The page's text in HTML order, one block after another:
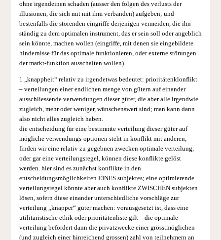
ohne irgendeinen schaden (ausser den folgen des verlusts der
illusionen, die sich mit mit ihm verbanden) aufgeben; und
bestenfalls die störenden eingriffe derjenigen vermeiden, die ihn
ständig zu dem optimalen instrument, das er sein soll oder angeblich
sein könnte, machen wollen (eingriffe, mit denen sie eingebildete
hindernisse für das optimale funktionieren, oder externe störungen
der markt-funktion ausschalten wollen).
1 „knappheit“ relativ zu irgendetwas bedeutet: prioritätenklonflikt
– verteilungen einer endlichen menge von gütern auf einander
ausschliessende verwendungen dieser güter, die aber alle irgendwie
zugleich, mehr oder weniger, wünschenswert sind; man kann dann
also nicht alles zugleich haben.
die entscheidung für eine bestimmte verteilung dieser güter auf
mögliche verwendungs-optionen steht in konflikt mit anderen;
finden wir eine relativ zu gegebnen zwecken optimale verteilung,
oder gar eine verteilungsregel, können diese konflikte gelöst
werden. hier sind es zunächst konflikte in den
entscheidungsmöglichkeiten EINES subjektes; eine optimierende
verteilungsregel könnte aber auch konflikte ZWISCHEN subjekten
lösen, sofern diese einander unterschiedliche vorschläge zur
verteilung „knapper“ güter machen: vorausgesetzt ist, dass eine
utilitaristische ethik oder prioritätenliste gilt – die optimale
verteilung befördert dann die privatzwecke einer grösstmöglichen
(und zugleich einer hinreichend grossen) zahl von teilnehmern an